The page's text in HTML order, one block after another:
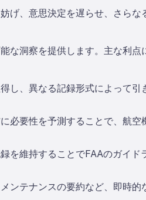
げ、意思決定を遅らせ、さらな
な洞察を提供します。主な利点
し、異なる記録形式によって引
必要性を予測することで、航空
を維持することでFAAのガイド
ンテナンスの要約など、即時的